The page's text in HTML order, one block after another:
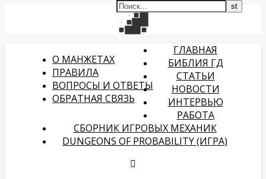
О МАНЖЕТАХ
ПРАВИЛА
ВОПРОСЫ И ОТВЕТЫ
ОБРАТНАЯ СВЯЗЬ
ГЛАВНАЯ
БИБЛИЯ ГД
СТАТЬИ
НОВОСТИ
ИНТЕРВЬЮ
РАБОТА
СБОРНИК ИГРОВЫХ МЕХАНИК
DUNGEONS OF PROBABILITY (ИГРА)